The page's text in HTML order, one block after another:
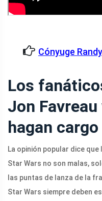
Cónyuge
Los
Jon
hagan cargo
La opinión popular dice
Star Wars no son malas,
las puntas de lanza de la
Star Wars siempre deben